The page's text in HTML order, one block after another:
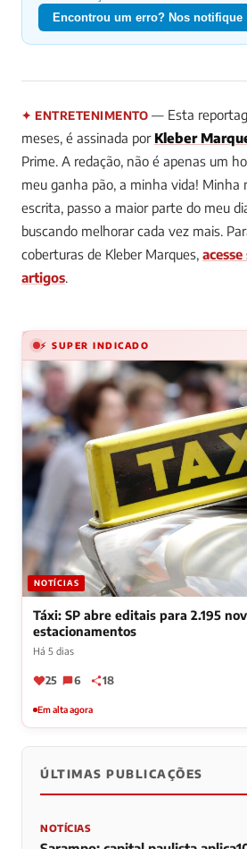
Encontrou um erro? Nos notifique
✦ ENTRETENIMENTO — Esta
meses, é assinada por Kleber
Prime. A redação, não é apenas um
meu ganha pão, a minha vida! Minha
escrita, passo a maior parte do meu
buscando melhorar cada vez mais.
coberturas de Kleber Marques,
artigos.
⚡ SUPER INDICADO
NOTÍCIAS
Táxi: SP abre editais para 2.195
estacionamentos
Há 5 dias
25 6 18
Em alta agora
ÚLTIMAS PUBLICAÇÕES
NOTÍCIAS